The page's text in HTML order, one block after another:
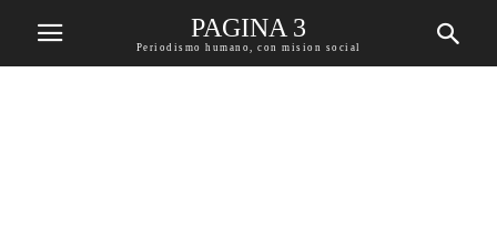
PAGINA 3
Periodismo humano, con mision social